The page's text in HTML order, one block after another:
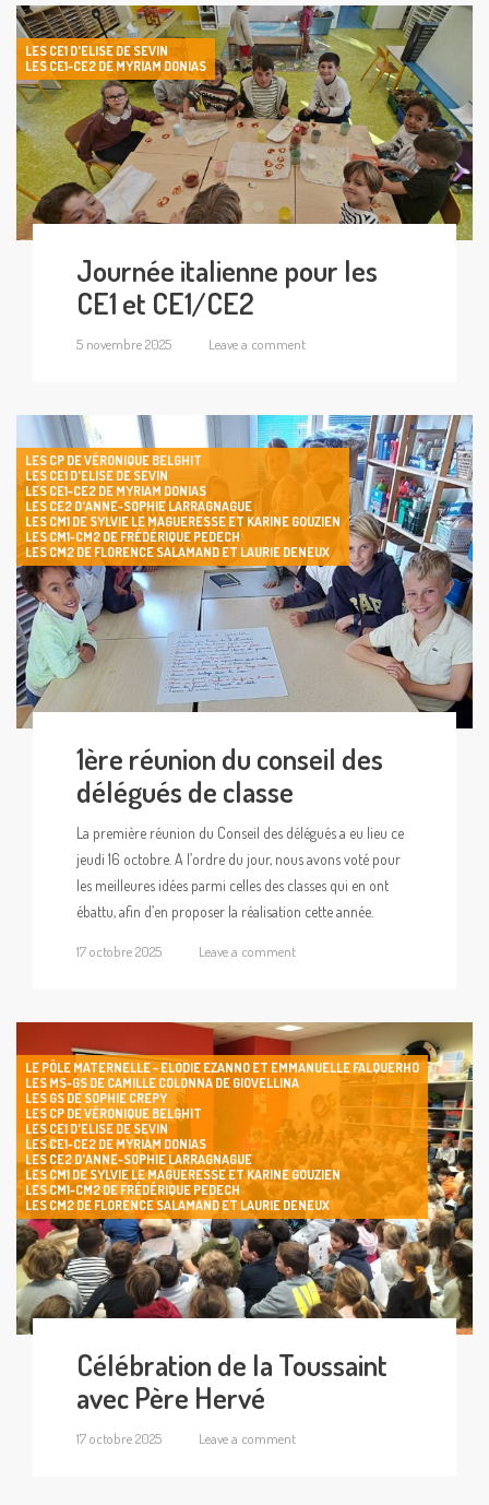
LES CE1 D'ELISE DE SEVIN
LES CE1-CE2 DE MYRIAM DONIAS
Journée italienne pour les
CE1 et CE1/CE2
5 novembre 2025 Leave a comment
LES CP DE VÉRONIQUE BELGHIT
LES CE1 D'ELISE DE SEVIN
LES CE1-CE2 DE MYRIAM DONIAS
LES CE2 D'ANNE-SOPHIE LARRAGNAGUE
LES CM1 DE SYLVIE LE MAGUERESSE ET KARINE GOUZIEN
LES CM1-CM2 DE FRÉDÉRIQUE PEDECH
LES CM2 DE FLORENCE SALAMAND ET LAURIE DENEUX
1ère réunion du conseil des
délégués de classe
La première réunion du Conseil des délégués a eu lieu ce
jeudi 16 octobre. A l’ordre du jour, nous avons voté pour
les meilleures idées parmi celles des classes qui en ont
ébattu, afin d’en proposer la réalisation cette année.
17 octobre 2025 Leave a comment
LE PÔLE MATERNELLE - ELODIE EZANNO ET EMMANUELLE FALQUERHO
LES MS-GS DE CAMILLE COLONNA DE GIOVELLINA
LES GS DE SOPHIE CREPY
LES CP DE VÉRONIQUE BELGHIT
LES CE1 D'ELISE DE SEVIN
LES CE1-CE2 DE MYRIAM DONIAS
LES CE2 D'ANNE-SOPHIE LARRAGNAGUE
LES CM1 DE SYLVIE LE MAGUERESSE ET KARINE GOUZIEN
LES CM1-CM2 DE FRÉDÉRIQUE PEDECH
LES CM2 DE FLORENCE SALAMAND ET LAURIE DENEUX
Célébration de la Toussaint
avec Père Hervé
17 octobre 2025 Leave a comment